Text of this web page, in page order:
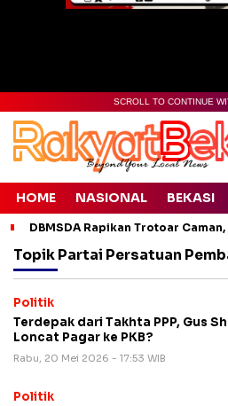
SCROLL TO CONTINUE
HOME NASIONAL BEKASI
DBMSDA Rapikan Trotoar
Topik Partai Persatuan
Politik
Terdepak dari Takhta PPP, Gus
Loncat Pagar ke PKB?
Rabu, 20 Mei 2026 - 17:53 WIB
Politik